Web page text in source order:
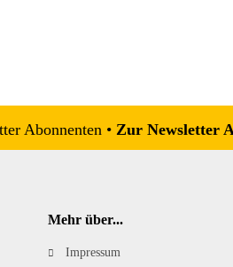
Abonnenten • Zur Newsletter
Mehr über...
Impressum